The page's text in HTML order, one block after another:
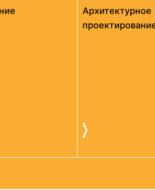
Архитектурное